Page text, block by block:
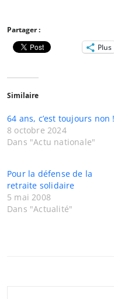
Partager :
Plus
Similaire
64 ans, c’est toujours non !
8 octobre 2024
Dans "Actu nationale"
Pour la défense de la
retraite solidaire
5 mai 2008
Dans "Actualité"